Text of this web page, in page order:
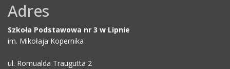
Adres
Szkoła Podstawowa nr 3 w Lipnie
im. Mikołaja Kopernika
ul. Romualda Traugutta 2